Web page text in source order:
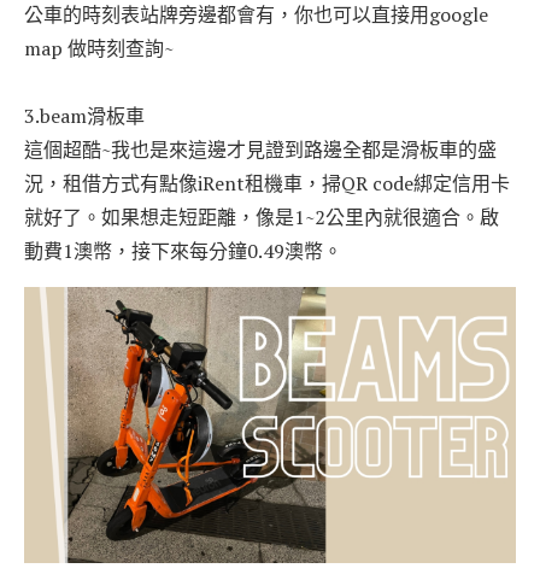
公車的時刻表站牌旁邊都會有，你也可以直接用google
map 做時刻查詢~
3.beam滑板車
這個超酷~我也是來這邊才見證到路邊全都是滑板車的盛
況，租借方式有點像iRent租機車，掃QR code綁定信用卡
就好了。如果想走短距離，像是1~2公里內就很適合。啟
動費1澳幣，接下來每分鐘0.49澳幣。